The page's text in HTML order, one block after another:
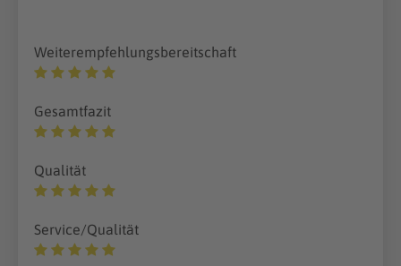
Weiterempfehlungsbereitschaft
Gesamtfazit
Qualität
Service/Qualität